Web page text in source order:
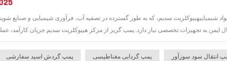
شیمیاییهیپوکلریت سدیم، که به طور گسترده در تصفیه آب، فرآوری شیمیایی و صنایع
پمپ گردش اسید سفارشی پمپ گردابی مغناطیسی انتقال سود سوزآور